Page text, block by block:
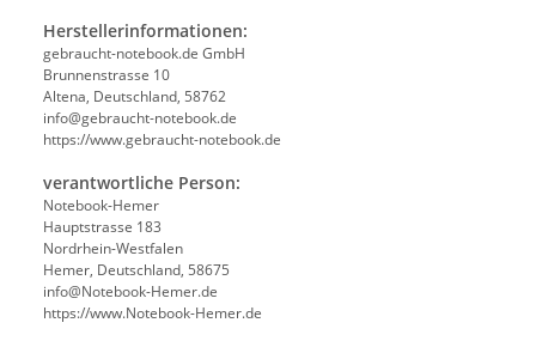
Herstellerinformationen:
gebraucht-notebook.de GmbH
Brunnenstrasse 10
Altena, Deutschland, 58762
info@gebraucht-notebook.de
https://www.gebraucht-notebook.de
verantwortliche Person:
Notebook-Hemer
Hauptstrasse 183
Nordrhein-Westfalen
Hemer, Deutschland, 58675
info@Notebook-Hemer.de
https://www.Notebook-Hemer.de